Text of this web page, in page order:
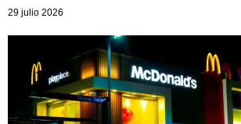
29 julio 2026